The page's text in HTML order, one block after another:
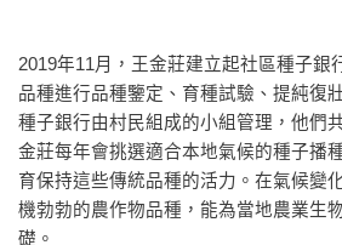
2019年11月，王金莊建立起社區種子銀
品種進行品種鑒定、育種試驗、提純復
種子銀行由村民組成的小組管理，他們
金莊每年會挑選適合本地氣候的種子播
育保持這些傳統品種的活力。在氣候變
機勃勃的農作物品種，能為當地農業生
礎。